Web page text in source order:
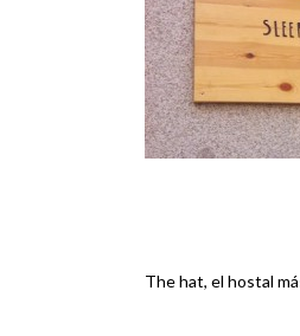
The hat, el hostal